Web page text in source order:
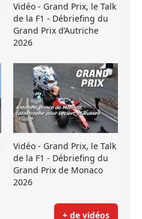
Vidéo - Grand Prix, le Talk
de la F1 - Débriefing du
Grand Prix d’Autriche
2026
Vidéo - Grand Prix, le Talk
de la F1 - Débriefing du
Grand Prix de Monaco
2026
+ de vidéos